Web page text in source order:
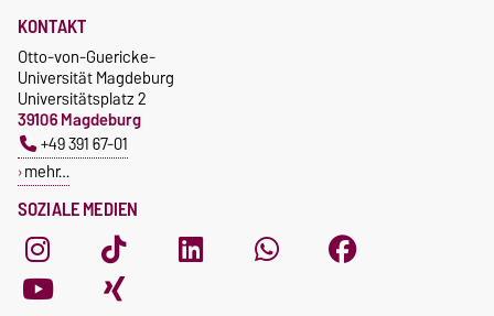
SOZIALE MEDIEN
KONTAKT
Otto-von-Guericke-
Universität Magdeburg
Universitätsplatz 2
39106 Magdeburg
+49 391 67-01
mehr…